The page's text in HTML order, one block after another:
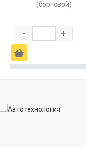
(бортовой)
- +
Ä